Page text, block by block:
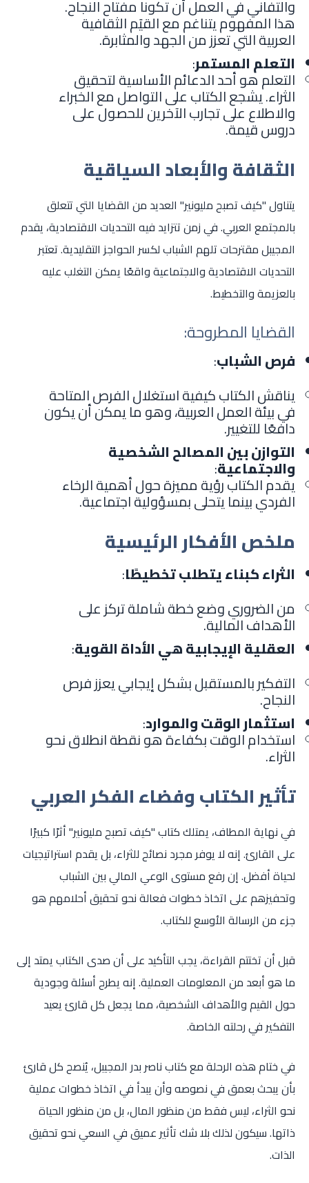
والتفاني في العمل أن تكونا مفتاح النجاح.
هذا المفهوم يتناغم مع القيَم الثقافية
العربية التي تعزز من الجهد والمثابرة.
التعلم المستمر:
التعلم هو أحد الدعائم الأساسية لتحقيق
الثراء. يشجع الكتاب على التواصل مع الخبراء
والاطلاع على تجارب الآخرين للحصول على
دروس قيمة.
الثقافة والأبعاد السياقية
يتناول "كيف تصبح مليونير" العديد من القضايا التي تتعلق
بالمجتمع العربي. في زمن تتزايد فيه التحديات الاقتصادية، يقدم
المجيبل مقترحات تلهم الشباب لكسر الحواجز التقليدية. تعتبر
التحديات الاقتصادية والاجتماعية واقعًا يمكن التغلب عليه
بالعزيمة والتخطيط.
القضايا المطروحة:
فرص الشباب:
يناقش الكتاب كيفية استغلال الفرص المتاحة
في بيئة العمل العربية، وهو ما يمكن أن يكون
دافعًا للتغيير.
التوازن بين المصالح الشخصية
والاجتماعية:
يقدم الكتاب رؤية مميزة حول أهمية الرخاء
الفردي بينما يتحلى بمسؤولية اجتماعية.
ملخص الأفكار الرئيسية
الثراء كبناء يتطلب تخطيطًا:
من الضروري وضع خطة شاملة تركز على
الأهداف المالية.
العقلية الإيجابية هي الأداة القوية:
التفكير بالمستقبل بشكل إيجابي يعزز فرص
النجاح.
استثمار الوقت والموارد:
استخدام الوقت بكفاءة هو نقطة انطلاق نحو
الثراء.
تأثير الكتاب وفضاء الفكر العربي
في نهاية المطاف، يمتلك كتاب "كيف تصبح مليونير" أثرًا كبيرًا
على القارئ. إنه لا يوفر مجرد نصائح للثراء، بل يقدم استراتيجيات
لحياة أفضل. إن رفع مستوى الوعي المالي بين الشباب
وتحفيزهم على اتخاذ خطوات فعالة نحو تحقيق أحلامهم هو
جزء من الرسالة الأوسع للكتاب.
قبل أن تختتم القراءة، يجب التأكيد على أن صدى الكتاب يمتد إلى
ما هو أبعد من المعلومات العملية. إنه يطرح أسئلة وجودية
حول القيم والأهداف الشخصية، مما يجعل كل قارئ يعيد
التفكير في رحلته الخاصة.
في ختام هذه الرحلة مع كتاب ناصر بدر المجيبل، يُنصح كل قارئ
بأن يبحث بعمق في نصوصه وأن يبدأ في اتخاذ خطوات عملية
نحو الثراء، ليس فقط من منظور المال، بل من منظور الحياة
ذاتها. سيكون لذلك بلا شك تأثير عميق في السعي نحو تحقيق
الذات.